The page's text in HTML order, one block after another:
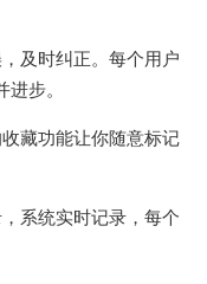
及时纠正。每个用户
步。
藏功能让你随意标记
系统实时记录，每个